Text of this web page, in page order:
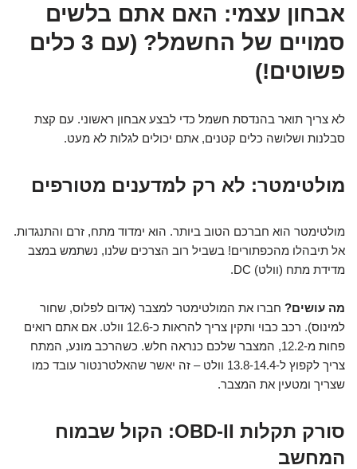
אבחון עצמי: האם אתם בלשים
סמויים של החשמל? (עם 3 כלים
פשוטים!)
לא צריך תואר בהנדסת חשמל כדי לבצע אבחון ראשוני. עם קצת
סבלנות ושלושה כלים קטנים, אתם יכולים לגלות לא מעט.
מולטימטר: לא רק למדענים מטורפים
מולטימטר הוא חברכם הטוב ביותר. הוא ימדוד מתח, זרם והתנגדות.
אל תיבהלו מהכפתורים! בשביל רוב הצרכים שלנו, נשתמש במצב
מדידת מתח (וולט) DC.
מה עושים? חברו את המולטימטר למצבר (אדום לפלוס, שחור
למינוס). רכב כבוי ותקין צריך להראות כ-12.6 וולט. אם אתם רואים
פחות מ-12.2, המצבר שלכם כנראה חלש. כשהרכב מונע, המתח
צריך לקפוץ ל-13.8-14.4 וולט – זה יאשר שהאלטרנטור עובד כמו
שצריך ומטעין את המצבר.
סורק תקלות OBD-II: הקול שבמוח
המחשב